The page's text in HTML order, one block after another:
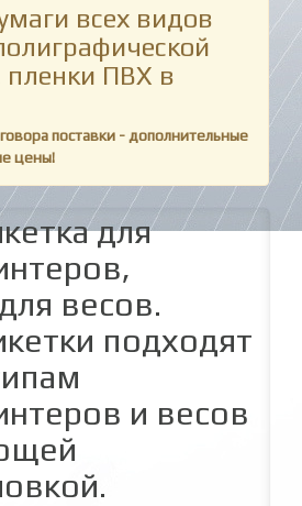
всех видов
пленки ПВХ в
поставки - дополнительные
цены!
для
весов.
подходят
и весов